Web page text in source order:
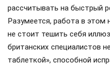
рассчитывать на быстрый
Разумеется, работа в этом
не стоит тешить себя
британских специалистов
таблеткой», способной